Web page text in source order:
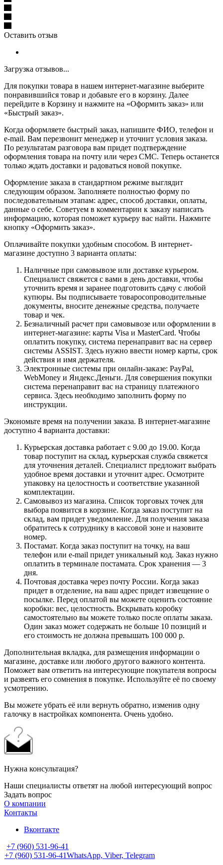
Оставить отзыв
Загрузка отзывов...
Для покупки товара в нашем интернет-магазине выберите
понравившийся товар и добавьте его в корзину. Далее
перейдите в Корзину и нажмите на «Оформить заказ» или
«Быстрый заказ».
Когда оформляете быстрый заказ, напишите ФИО, телефон и
e-mail. Вам перезвонит менеджер и уточнит условия заказа.
По результатам разговора вам придет подтверждение
оформления товара на почту или через СМС. Теперь останется
только ждать доставки и радоваться новой покупке.
Оформление заказа в стандартном режиме выглядит
следующим образом. Заполняете полностью форму по
последовательным этапам: адрес, способ доставки, оплаты,
данные о себе. Советуем в комментарии к заказу написать
информацию, которая поможет курьеру вас найти. Нажмите
кнопку «Оформить заказ».
Оплачивайте покупки удобным способом. В интернет-
магазине доступно 3 варианта оплаты:
Наличные при самовывозе или доставке курьером.
Специалист свяжется с вами в день доставки, чтобы
уточнить время и заранее подготовить сдачу с любой
купюры. Вы подписываете товаросопроводительные
документы, вносите денежные средства, получаете
товар и чек.
Безналичный расчет при самовывозе или оформлении в
интернет-магазине: карты Visa и MasterCard. Чтобы
оплатить покупку, система перенаправит вас на сервер
системы ASSIST. Здесь нужно ввести номер карты, срок
действия и имя держателя.
Электронные системы при онлайн-заказе: PayPal,
WebMoney и Яндекс.Деньги. Для совершения покупки
система перенаправит вас на страницу платежного
сервиса. Здесь необходимо заполнить форму по
инструкции.
Экономьте время на получении заказа. В интернет-магазине
доступно 4 варианта доставки:
Курьерская доставка работает с 9.00 до 19.00. Когда
товар поступит на склад, курьерская служба свяжется
для уточнения деталей. Специалист предложит выбрать
удобное время доставки и уточнит адрес. Осмотрите
упаковку на целостность и соответствие указанной
комплектации.
Самовывоз из магазина. Список торговых точек для
выбора появится в корзине. Когда заказ поступит на
склад, вам придет уведомление. Для получения заказа
обратитесь к сотруднику в кассовой зоне и назовите
номер.
Постамат. Когда заказ поступит на точку, на ваш
телефон или e-mail придет уникальный код. Заказ нужно
оплатить в терминале постамата. Срок хранения — 3
дня.
Почтовая доставка через почту России. Когда заказ
придет в отделение, на ваш адрес придет извещение о
посылке. Перед оплатой вы можете оценить состояние
коробки: вес, целостность. Вскрывать коробку
самостоятельно вы можете только после оплаты заказа.
Один заказ может содержать не больше 10 позиций и
его стоимость не должна превышать 100 000 р.
Дополнительная вкладка, для размещения информации о
магазине, доставке или любого другого важного контента.
Поможет вам ответить на интересующие покупателя вопросы
и развеять его сомнения в покупке. Используйте её по своему
усмотрению.
Вы можете убрать её или вернуть обратно, изменив одну
галочку в настройках компонента. Очень удобно.
Нужна консультация?
Наши специалисты ответят на любой интересующий вопрос
Задать вопрос
О компании
Контакты
Вконтакте
+7 (960) 531-96-41
+7 (960) 531-96-41WhatsApp, Viber, Telegram